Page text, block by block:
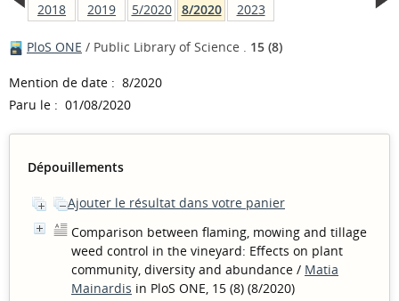
2018
2019
5/2020
8/2020
2023
PloS ONE / Public Library of Science . 15 (8)
Mention de date : 8/2020
Paru le : 01/08/2020
Dépouillements
Ajouter le résultat dans votre panier
Comparison between flaming, mowing and tillage
weed control in the vineyard: Effects on plant
community, diversity and abundance / Matia
Mainardis in PloS ONE, 15 (8) (8/2020)